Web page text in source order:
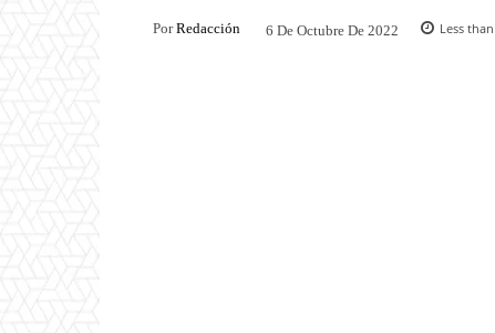
Por Redacción 6 De Octubre De 2022 Less than